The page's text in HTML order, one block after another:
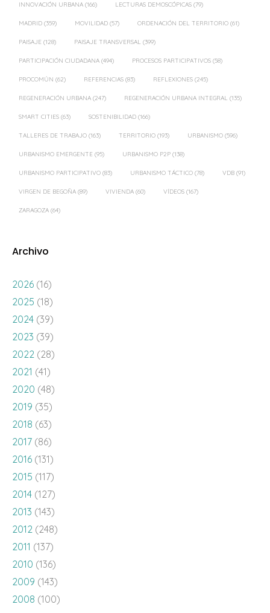
INNOVACIÓN URBANA (166) LECTURAS DEMOSCÓPICAS (79)
MADRID (359) MOVILIDAD (57) ORDENACIÓN DEL TERRITORIO (61)
PAISAJE (128) PAISAJE TRANSVERSAL (399)
PARTICIPACIÓN CIUDADANA (494) PROCESOS PARTICIPATIVOS (58)
PROCOMÚN (62) REFERENCIAS (83) REFLEXIONES (245)
REGENERACIÓN URBANA (247) REGENERACIÓN URBANA INTEGRAL (135)
SMART CITIES (63) SOSTENIBILIDAD (166)
TALLERES DE TRABAJO (163) TERRITORIO (193) URBANISMO (596)
URBANISMO EMERGENTE (95) URBANISMO P2P (138)
URBANISMO PARTICIPATIVO (83) URBANISMO TÁCTICO (78) VDB (91)
VIRGEN DE BEGOÑA (89) VIVIENDA (60) VÍDEOS (167)
ZARAGOZA (64)
Archivo
2026 (16)
2025 (18)
2024 (39)
2023 (39)
2022 (28)
2021 (41)
2020 (48)
2019 (35)
2018 (63)
2017 (86)
2016 (131)
2015 (117)
2014 (127)
2013 (143)
2012 (248)
2011 (137)
2010 (136)
2009 (143)
2008 (100)